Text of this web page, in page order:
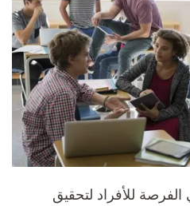
للأفراد لتحقيق